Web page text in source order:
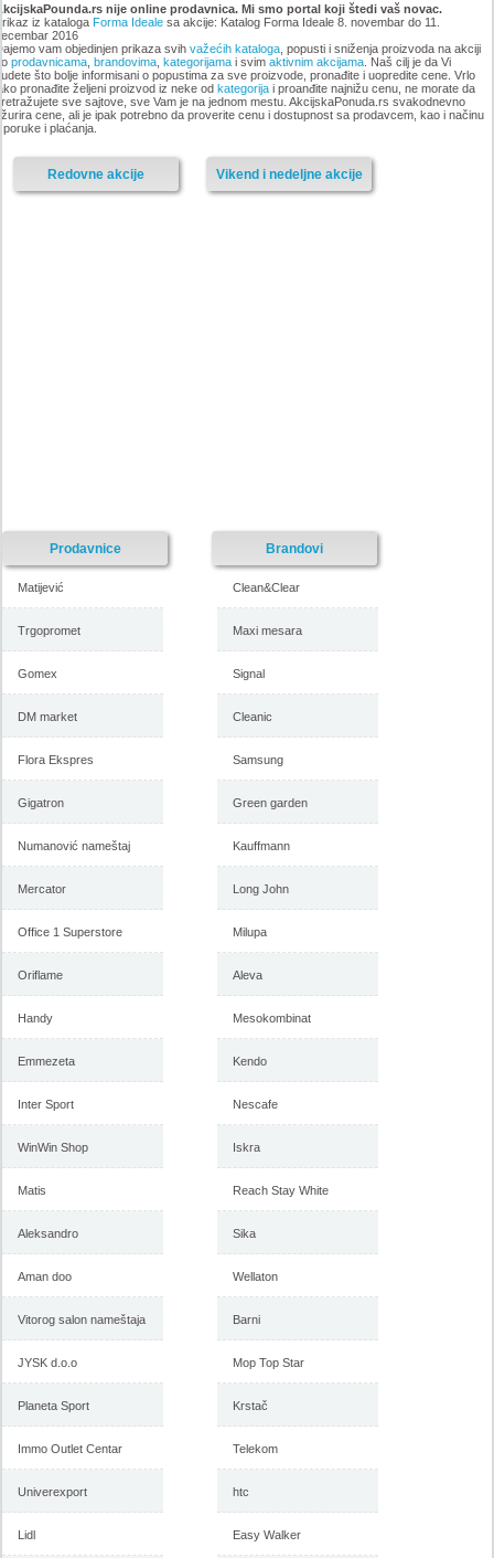
februar 2018
-istekla akcija-
januar 2018
-istekla akcija-
Forma Ideale jesenja ponuda
1-6. novembar 2017
Forma Ideale katalog
nameštaja, akcija oktobar
nije online prodavnica. Mi smo portal koji štedi vaš novac.
iz kataloga Forma Idealesa akcije: Katalog Forma Ideale 8. novembar do 11.
2016
vam objedinjen prikaza svih važećih kataloga, popusti i sniženja proizvoda na akciji
prodavnicama, brandovima, kategorijamai svim aktivnim akcijama. Naš cilj je da Vi
što bolje informisani o popustima za sve proizvode, pronađite i uopredite cene. Vrlo
pronađite željeni proizvod iz neke od kategorijai proanđite najnižu cenu, ne morate da
sve sajtove, sve Vam je na jednom mestu. AkcijskaPonuda.rs svakodnevno
cene, ali je ipak potrebno da proverite cenu i dostupnost sa prodavcem, kao i načinu
i plaćanja.
Vikend i nedeljne akcije
Redovne akcije
Prodavnice
Matijević
Trgopromet
Gomex
DM market
Flora Ekspres
Gigatron
Numanović nameštaj
Mercator
Office 1 Superstore
Oriflame
Handy
Emmezeta
Inter Sport
WinWin Shop
Matis
Aleksandro
Aman doo
Vitorog salon nameštaja
JYSK d.o.o
Planeta Sport
Immo Outlet Centar
Univerexport
Lidl
Brandovi
Clean&Clear
Maxi mesara
Signal
Cleanic
Samsung
Green garden
Kauffmann
Long John
Milupa
Aleva
Mesokombinat
Kendo
Nescafe
Iskra
Reach Stay White
Sika
Wellaton
Barni
Mop Top Star
Krstač
Telekom
htc
Easy Walker